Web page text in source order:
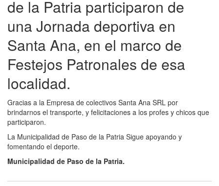
de la Patria participaron de
una Jornada deportiva en
Santa Ana, en el marco de
Festejos Patronales de esa
localidad.
Gracias a la Empresa de colectivos Santa Ana SRL por
brindarnos el transporte, y felicitaciones a los profes y chicos que
participaron.
La Municipalidad de Paso de la Patria Sigue apoyando y
fomentando el deporte.
Municipalidad de Paso de la Patria.